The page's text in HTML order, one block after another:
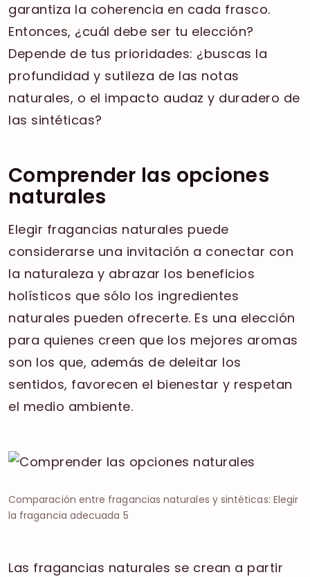
garantiza la coherencia en cada frasco.
Entonces, ¿cuál debe ser tu elección?
Depende de tus prioridades: ¿buscas la
profundidad y sutileza de las notas
naturales, o el impacto audaz y duradero de
las sintéticas?
Comprender las opciones
naturales
Elegir fragancias naturales puede
considerarse una invitación a conectar con
la naturaleza y abrazar los beneficios
holísticos que sólo los ingredientes
naturales pueden ofrecerte. Es una elección
para quienes creen que los mejores aromas
son los que, además de deleitar los
sentidos, favorecen el bienestar y respetan
el medio ambiente.
Comparación entre fragancias naturales y sintéticas: Elegir
la fragancia adecuada 5
Las fragancias naturales se crean a partir